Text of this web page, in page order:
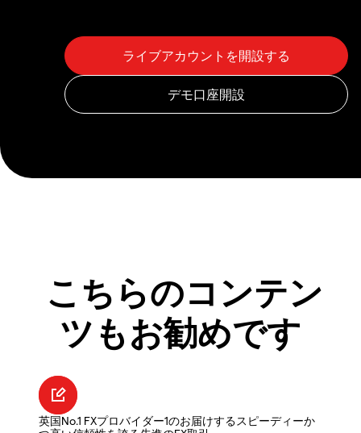
こちらのコンテン
ツもお勧めです
英国No.1 FXプロバイダー1のお届けするスピーディーか